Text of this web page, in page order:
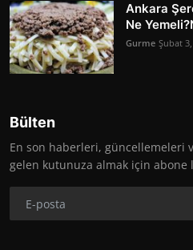
Ankara
Ne
Gurme Şubat
Bülten
En son haberleri, güncellemeleri
gelen kutunuza almak için abone